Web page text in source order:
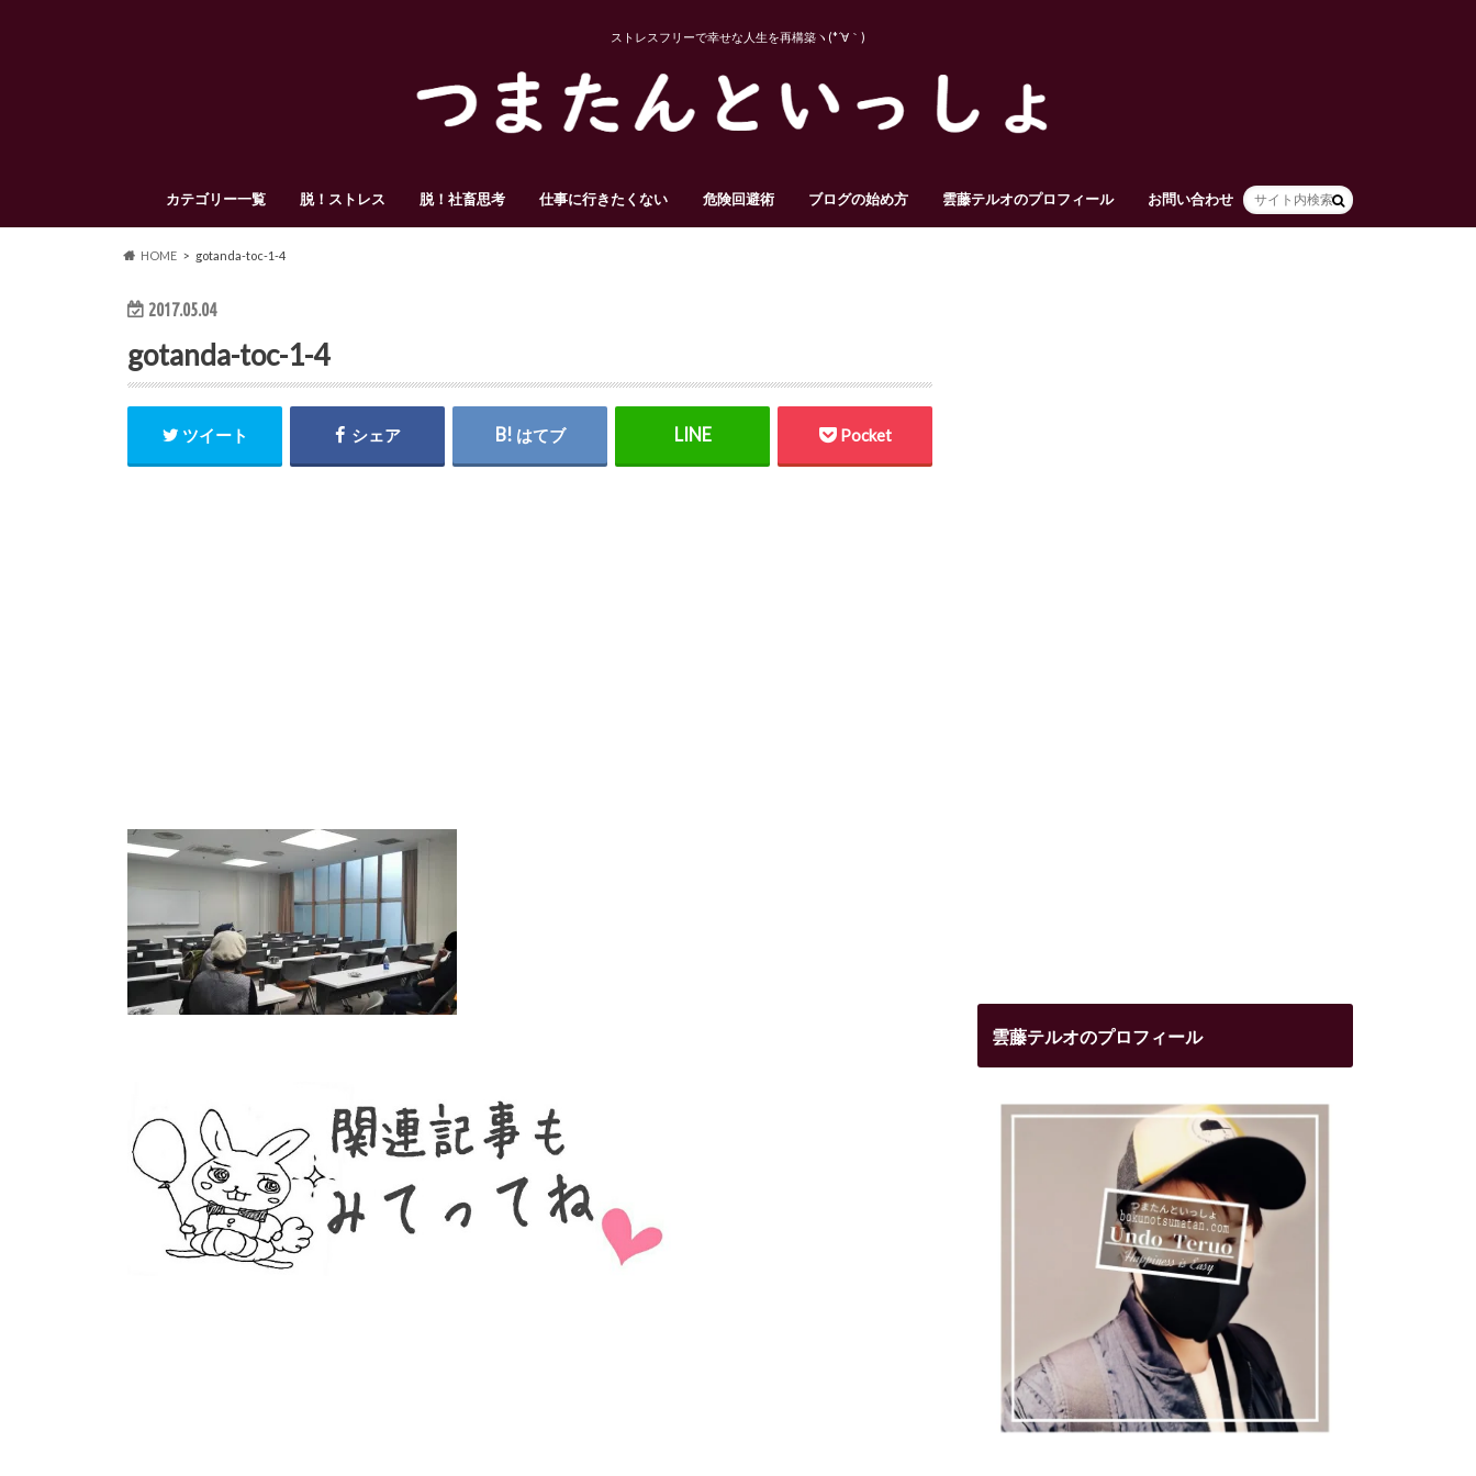
ストレスフリーで幸せな人生を再構築ヽ(*´∀｀)
カテゴリー一覧 脱！ストレス 脱！社畜思考 仕事に行きたくない 危険回避術 ブログの始め方 雲藤テルオのプロフィール お問い合わせ HOME
HOME gotanda-toc-1-4
2017.05.04
gotanda-toc-1-4
ツイート シェア はてブ Pocket
雲藤テルオのプロフィール